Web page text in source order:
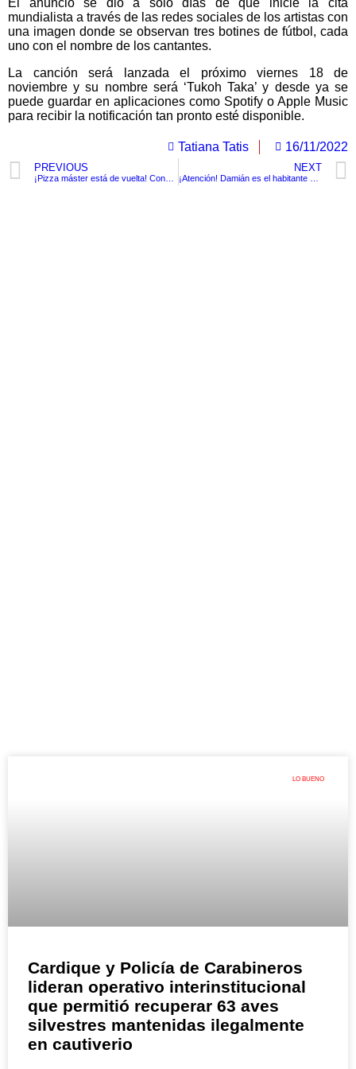
El anuncio se dio a solo días de que inicie la cita
mundialista a través de las redes sociales de los artistas con
una imagen donde se observan tres botines de fútbol, cada
uno con el nombre de los cantantes.
La canción será lanzada el próximo viernes 18 de
noviembre y su nombre será ‘Tukoh Taka’ y desde ya se
puede guardar en aplicaciones como Spotify o Apple Music
para recibir la notificación tan pronto esté disponible.
Tatiana Tatis 16/11/2022
PREVIOUS NEXT
LO BUENO
Cardique y Policía de Carabineros
lideran operativo interinstitucional
que permitió recuperar 63 aves
silvestres mantenidas ilegalmente
en cautiverio